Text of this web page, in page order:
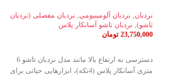
نردبان نردبان آلومینیومی
نردبان مفصلی (نردبان
تاشو) نردبان تاشو آسانکار پلاس
23,750,000 تومان
دسترسی به ارتفاع بالا مانند مدل نردبان تاشو 6
متری آسانکار پلاس (4تکه)، ابزارهایی حیاتی برای